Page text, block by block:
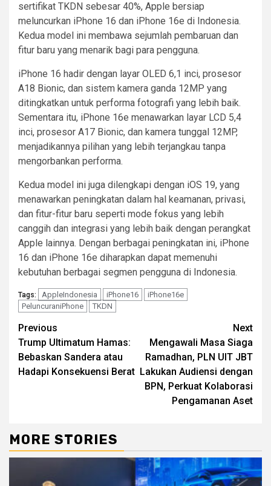
sertifikat TKDN sebesar 40%, Apple bersiap
meluncurkan iPhone 16 dan iPhone 16e di Indonesia.
Kedua model ini membawa sejumlah pembaruan dan
fitur baru yang menarik bagi para pengguna.
iPhone 16 hadir dengan layar OLED 6,1 inci, prosesor
A18 Bionic, dan sistem kamera ganda 12MP yang
ditingkatkan untuk performa fotografi yang lebih baik.
Sementara itu, iPhone 16e menawarkan layar LCD 5,4
inci, prosesor A17 Bionic, dan kamera tunggal 12MP,
menjadikannya pilihan yang lebih terjangkau tanpa
mengorbankan performa.
Kedua model ini juga dilengkapi dengan iOS 19, yang
menawarkan peningkatan dalam hal keamanan, privasi,
dan fitur-fitur baru seperti mode fokus yang lebih
canggih dan integrasi yang lebih baik dengan perangkat
Apple lainnya. Dengan berbagai peningkatan ini, iPhone
16 dan iPhone 16e diharapkan dapat memenuhi
kebutuhan berbagai segmen pengguna di Indonesia.
Tags: AppleIndonesia iPhone16
iPhone16e
PeluncuraniPhone
TKDN
Continue
Reading
Previous
Trump Ultimatum Hamas:
Bebaskan Sandera atau
Hadapi Konsekuensi Berat
Next
Mengawali Masa Siaga
Ramadhan, PLN UIT JBT
Lakukan Audiensi dengan
BPN, Perkuat Kolaborasi
Pengamanan Aset
MORE STORIES